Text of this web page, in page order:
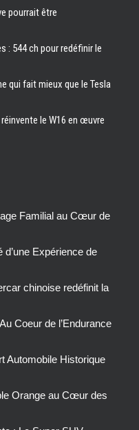
pourrait être
: 544 ch pour redéfinir le
qui fait mieux que le Tesla
le W16 en œuvre
Familial au Cœur de
Expérience de
chinoise redéfinit la
Coeur de l’Endurance
Automobile Historique
Orange au Cœur des